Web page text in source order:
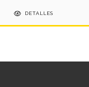
DETALLES